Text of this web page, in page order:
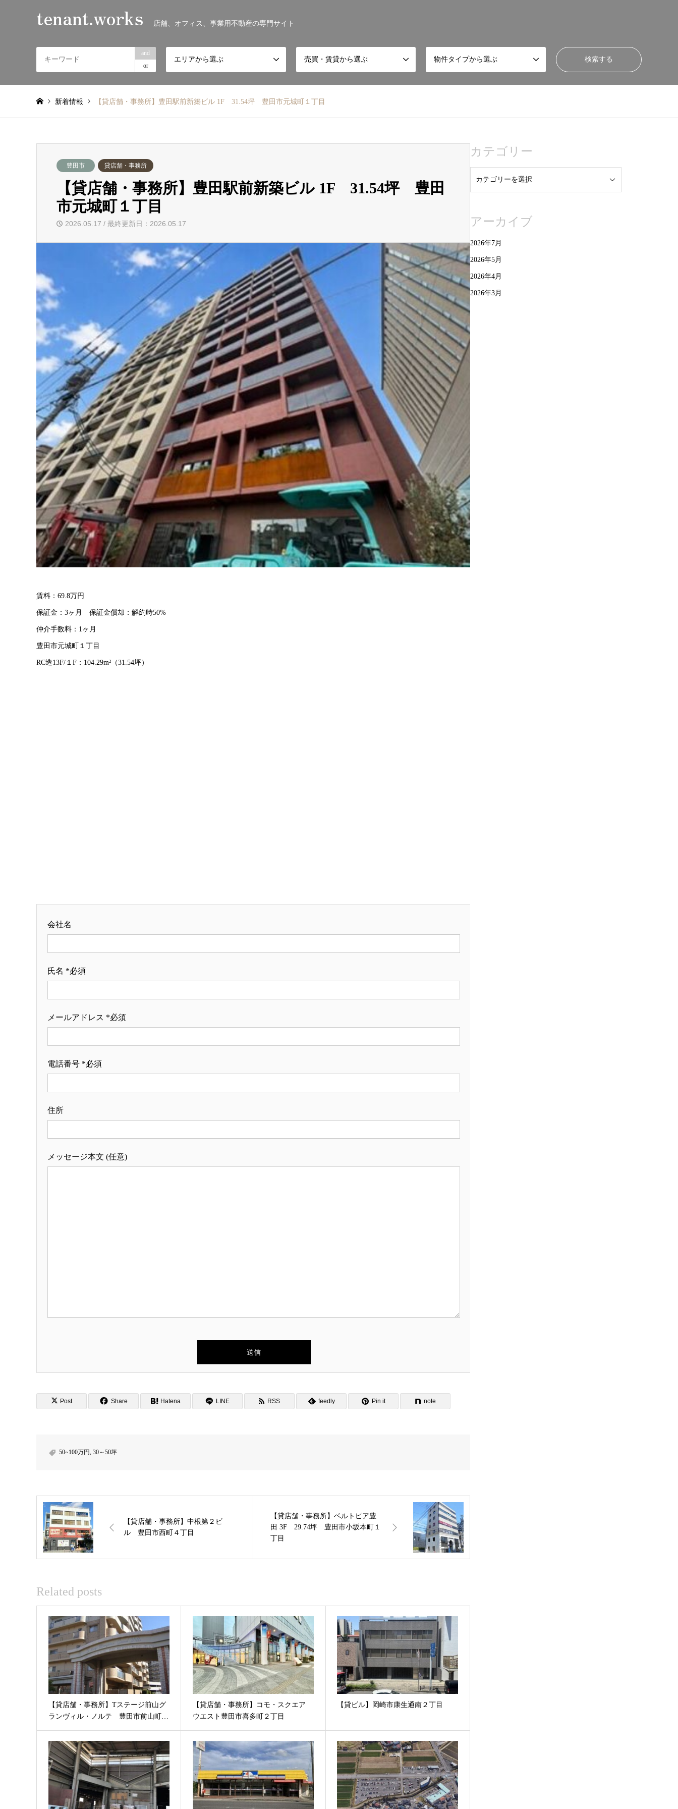
tenant.works 店舗、オフィス、事業用不動産の専門サイト
and
or
エリアから選ぶ 売買・賃貸から選ぶ 物件タイプから選ぶ
新着情報 【貸店舗・事務所】豊田駅前新築ビル 1F 31.54坪 豊田市元城町１丁目
豊田市 貸店舗・事務所
【貸店舗・事務所】豊田駅前新築ビル 1F 31.54坪 豊田
市元城町１丁目
2026.05.17 / 最終更新日：2026.05.17
賃料：69.8万円
保証金：3ヶ月 保証金償却：解約時50%
仲介手数料：1ヶ月
豊田市元城町１丁目
RC造13F/１F：104.29m²（31.54坪）
会社名
氏名 *必須
メールアドレス *必須
電話番号 *必須
住所
メッセージ本文 (任意)
Post Share Hatena LINE RSS feedly Pin it note
50~100万円, 30～50坪
【貸店舗・事務所】中根第２ビ
ル 豊田市西町４丁目
【貸店舗・事務所】ベルトピア豊
田 3F 29.74坪 豊田市小坂本町１
丁目
Related posts
【貸店舗・事務所】Tステージ前山グ
ランヴィル・ノルテ 豊田市前山町…
【貸店舗・事務所】コモ・スクエア
ウエスト豊田市喜多町２丁目
【貸ビル】岡崎市康生通南２丁目
カテゴリー
アーカイブ
2026年7月
2026年5月
2026年4月
2026年3月